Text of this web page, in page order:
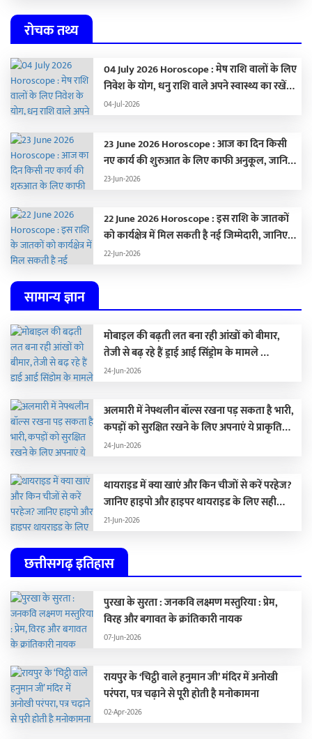
रोचक तथ्य
04 July 2026 Horoscope : मेष राशि वालों के लिए
निवेश के योग, धनु राशि वाले अपने स्वास्थ्य का रखें
ध्यान,
04-Jul-2026
23 June 2026 Horoscope : आज का दिन किसी
नए कार्य की शुरुआत के लिए काफी अनुकूल, जानिए
अपना राशिफल …
23-Jun-2026
22 June 2026 Horoscope : इस राशि के जातकों
को कार्यक्षेत्र में मिल सकती है नई जिम्मेदारी, जानिए
अपना राशिफल
22-Jun-2026
सामान्य ज्ञान
मोबाइल की बढ़ती लत बना रही आंखों को बीमार,
तेजी से बढ़ रहे हैं ड्राई आई सिंड्रोम के मामले …
24-Jun-2026
अलमारी में नेफ्थलीन बॉल्स रखना पड़ सकता है भारी,
कपड़ों को सुरक्षित रखने के लिए अपनाएं ये प्राकृतिक
विकल्प …
24-Jun-2026
थायराइड में क्या खाएं और किन चीजों से करें परहेज?
जानिए हाइपो और हाइपर थायराइड के लिए सही
डाइट
21-Jun-2026
छत्तीसगढ़ इतिहास
पुरखा के सुरता : जनकवि लक्ष्मण मस्तुरिया : प्रेम,
विरह और बगावत के क्रांतिकारी नायक
07-Jun-2026
रायपुर के ‘चिट्ठी वाले हनुमान जी’ मंदिर में अनोखी
परंपरा, पत्र चढ़ाने से पूरी होती है मनोकामना
02-Apr-2026